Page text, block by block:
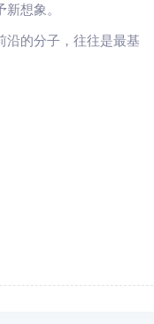
想象。
沿的分子，往往是最基